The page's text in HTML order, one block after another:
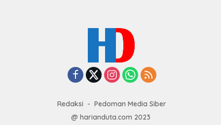
Redaksi
Pedoman Media Siber
@ harianduta.com 2023